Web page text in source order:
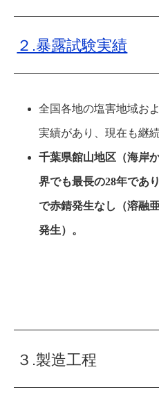
２.暴露試験実績
全国各地の塩害地域お
実績があり、現在も継続
千葉県館山地区（海岸
界でも最長の28年であ
で赤錆発生なし（溶融
発生）。
３.製造工程